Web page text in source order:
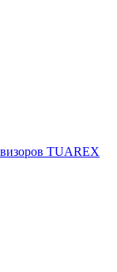
TUAREX